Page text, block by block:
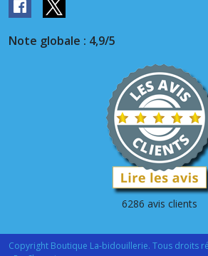
Note globale : 4,9/5
6286 avis clients
Copyright Boutique La-bidouillerie. Tous droits